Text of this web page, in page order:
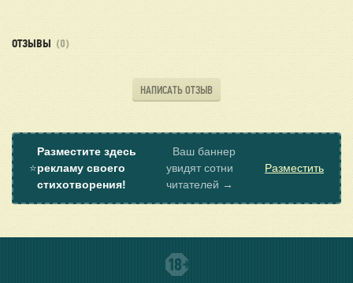
ОТЗЫВЫ (0)
НАПИСАТЬ ОТЗЫВ
⭐
Разместите здесь
рекламу своего
стихотворения!
Ваш баннер
увидят сотни
читателей →
Разместить